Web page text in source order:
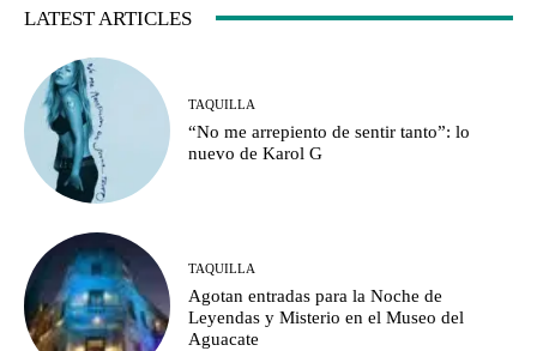
LATEST ARTICLES
TAQUILLA
“No me arrepiento de sentir tanto”: lo
nuevo de Karol G
TAQUILLA
Agotan entradas para la Noche de
Leyendas y Misterio en el Museo del
Aguacate